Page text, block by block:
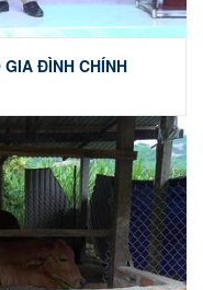
ĐÌNH CHÍNH